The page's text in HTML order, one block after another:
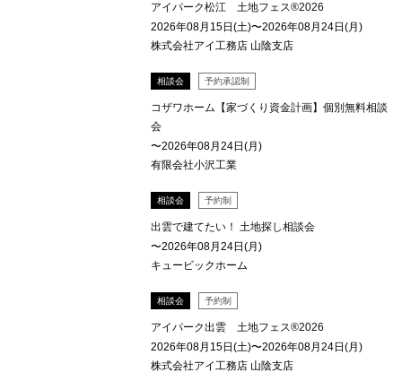
アイパーク松江 土地フェス®2026
2026年08月15日(土)〜2026年08月24日(月)
株式会社アイ工務店 山陰支店
相談会 予約承認制
コザワホーム【家づくり資金計画】個別無料相談
会
〜2026年08月24日(月)
有限会社小沢工業
相談会 予約制
出雲で建てたい！ 土地探し相談会
〜2026年08月24日(月)
キュービックホーム
相談会 予約制
アイパーク出雲 土地フェス®2026
2026年08月15日(土)〜2026年08月24日(月)
株式会社アイ工務店 山陰支店